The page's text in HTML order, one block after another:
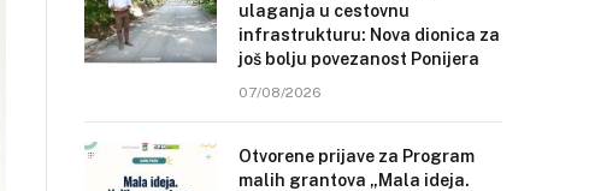
ulaganja u cestovnu
infrastrukturu: Nova dionica za
još bolju povezanost Ponijera
07/08/2026
Otvorene prijave za Program
malih grantova „Mala ideja.